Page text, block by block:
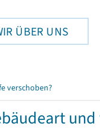
ÜBER UNS
verschoben?